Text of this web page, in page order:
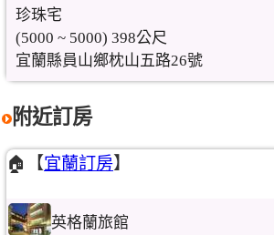
珍珠宅
(5000 ~ 5000) 398公尺
宜蘭縣員山鄉枕山五路26號
附近訂房
🏠【宜蘭訂房】
英格蘭旅館